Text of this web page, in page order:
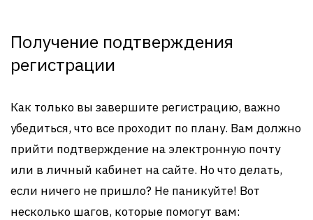
Получение подтверждения
регистрации
Как только вы завершите регистрацию, важно
убедиться, что все проходит по плану. Вам должно
прийти подтверждение на электронную почту
или в личный кабинет на сайте. Но что делать,
если ничего не пришло? Не паникуйте! Вот
несколько шагов, которые помогут вам: